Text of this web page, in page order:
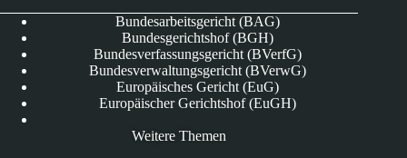
Bundesarbeitsgericht (BAG)
Bundesgerichtshof (BGH)
Bundesverfassungsgericht (BVerfG)
Bundesverwaltungsgericht (BVerwG)
Europäisches Gericht (EuG)
Europäischer Gerichtshof (EuGH)
Weitere Themen